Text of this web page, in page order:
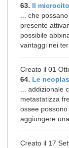
63. Il
... che
presente
possibile
vantaggi nei
Creato il 01
64. Le
... addizionale
metastatizza
ossee
aggiungere
Creato il 17